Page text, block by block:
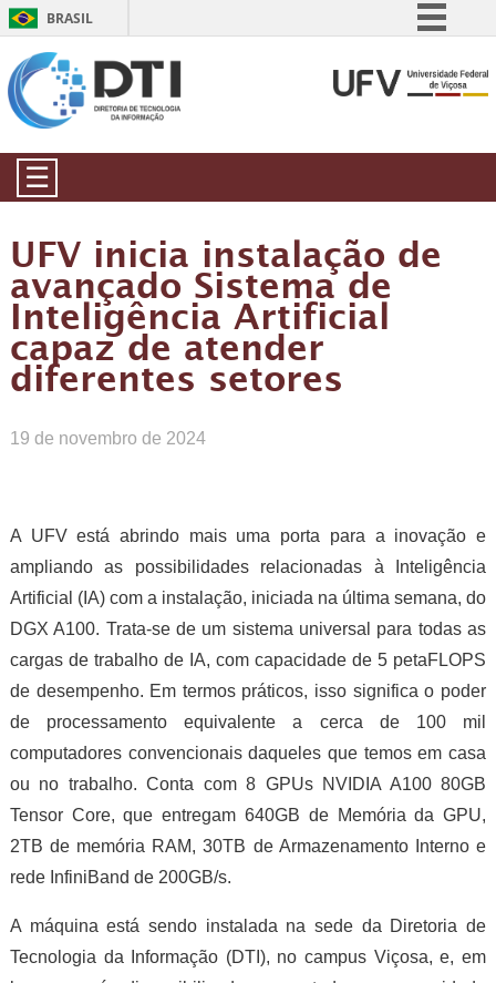
BRASIL
Comunica BR
☰
UFV inicia instalação de
avançado Sistema de
Inteligência Artificial
capaz de atender
diferentes setores
19 de novembro de 2024
A UFV está abrindo mais uma porta para a inovação e
ampliando as possibilidades relacionadas à Inteligência
Artificial (IA) com a instalação, iniciada na última semana, do
DGX A100. Trata-se de um sistema universal para todas as
cargas de trabalho de IA, com capacidade de 5 petaFLOPS
de desempenho. Em termos práticos, isso significa o poder
de processamento equivalente a cerca de 100 mil
computadores convencionais daqueles que temos em casa
ou no trabalho. Conta com 8 GPUs NVIDIA A100 80GB
Tensor Core, que entregam 640GB de Memória da GPU,
2TB de memória RAM, 30TB de Armazenamento Interno e
rede InfiniBand de 200GB/s.
A máquina está sendo instalada na sede da Diretoria de
Tecnologia da Informação (DTI), no campus Viçosa, e, em